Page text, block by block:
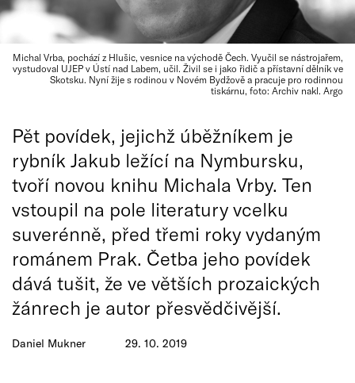
Michal Vrba, pochází z Hlušic, vesnice na východě Čech. Vyučil se nástrojařem,
vystudoval UJEP v Ústí nad Labem, učil. Živil se i jako řidič a přístavní dělník ve
Skotsku. Nyní žije s rodinou v Novém Bydžově a pracuje pro rodinnou
tiskárnu, foto: Archiv nakl. Argo
Daniel Mukner 29. 10. 2019
Pět povídek, jejichž úběžníkem je
rybník Jakub ležící na Nymbursku,
tvoří novou knihu Michala Vrby. Ten
vstoupil na pole literatury vcelku
suverénně, před třemi roky vydaným
románem Prak. Četba jeho povídek
dává tušit, že ve větších prozaických
žánrech je autor přesvědčivější.